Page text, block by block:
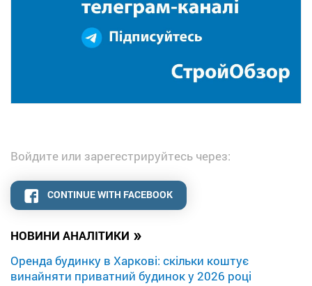
НОВИНИ АНАЛІТИКИ »
Оренда будинку в Харкові: скільки коштує
винайняти приватний будинок у 2026 році
Войдите или зарегестрируйтесь через:
CONTINUE WITH FACEBOOK